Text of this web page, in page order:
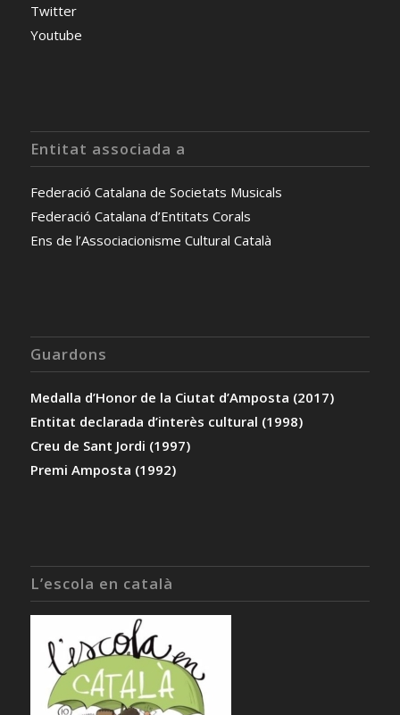
Twitter
Youtube
Entitat associada a
Federació Catalana de Societats Musicals
Federació Catalana d’Entitats Corals
Ens de l’Associacionisme Cultural Català
Guardons
Medalla d’Honor de la Ciutat d’Amposta (2017)
Entitat declarada d’interès cultural (1998)
Creu de Sant Jordi (1997)
Premi Amposta (1992)
L’escola en català